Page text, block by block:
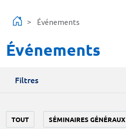
Événements
Événements
Filtres
TOUT SÉMINAIRES GÉNÉRAUX